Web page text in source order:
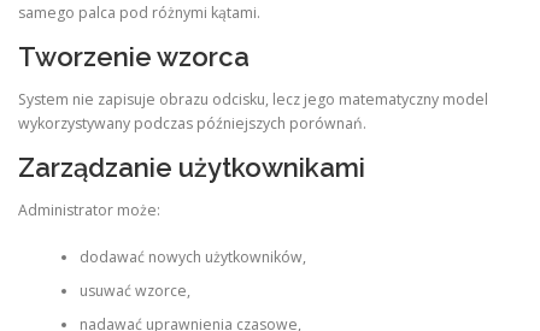
samego palca pod różnymi kątami.
Tworzenie wzorca
System nie zapisuje obrazu odcisku, lecz jego matematyczny model
wykorzystywany podczas późniejszych porównań.
Zarządzanie użytkownikami
Administrator może:
dodawać nowych użytkowników,
usuwać wzorce,
nadawać uprawnienia czasowe,